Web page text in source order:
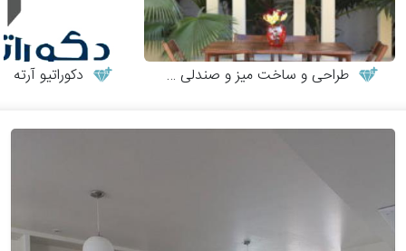
طراحی و ساخت میز و صندلی چوبی دکوراتیو آرته